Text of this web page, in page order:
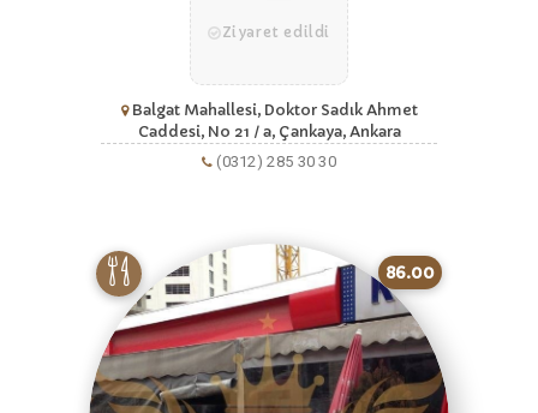
Ziyaret edildi
Balgat Mahallesi, Doktor Sadık Ahmet
Caddesi, No 21 / a, Çankaya, Ankara
(0312) 285 30 30
86.00